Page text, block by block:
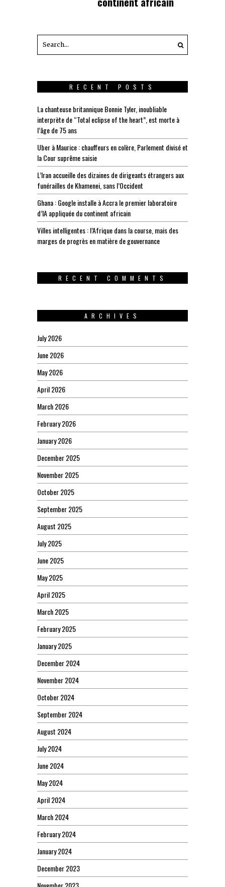
RECENT POSTS
La chanteuse britannique Bonnie Tyler, inoubliable
interprète de “Total eclipse of the heart”, est morte à
l’âge de 75 ans
Uber à Maurice : chauffeurs en colère, Parlement divisé et
la Cour suprême saisie
L’Iran accueille des dizaines de dirigeants étrangers aux
funérailles de Khamenei, sans l’Occident
Ghana : Google installe à Accra le premier laboratoire
d’IA appliquée du continent africain
Villes intelligentes : l’Afrique dans la course, mais des
marges de progrès en matière de gouvernance
RECENT COMMENTS
ARCHIVES
July 2026
June 2026
May 2026
April 2026
March 2026
February 2026
January 2026
December 2025
November 2025
October 2025
September 2025
August 2025
July 2025
June 2025
May 2025
April 2025
March 2025
February 2025
January 2025
December 2024
November 2024
October 2024
September 2024
August 2024
July 2024
June 2024
May 2024
April 2024
March 2024
February 2024
January 2024
December 2023